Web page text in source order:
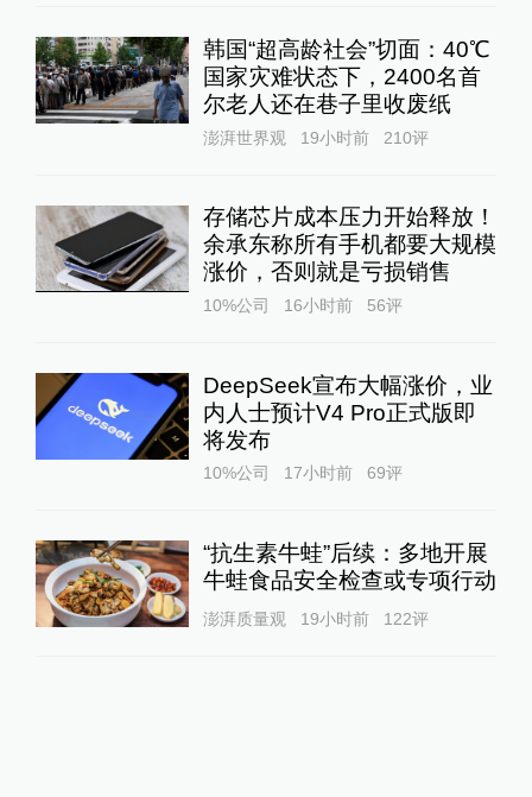
韩国“超高龄社会”切面：40℃
国家灾难状态下，2400名首
尔老人还在巷子里收废纸
澎湃世界观 19小时前 210评
存储芯片成本压力开始释放！
余承东称所有手机都要大规模
涨价，否则就是亏损销售
10%公司 16小时前 56评
DeepSeek宣布大幅涨价，业
内人士预计V4 Pro正式版即
将发布
10%公司 17小时前 69评
“抗生素牛蛙”后续：多地开展
牛蛙食品安全检查或专项行动
澎湃质量观 19小时前 122评